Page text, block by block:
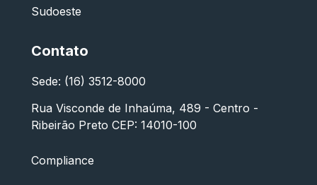
Sudoeste
Contato
Sede: (16) 3512-8000
Rua Visconde de Inhaúma, 489 - Centro -
Ribeirão Preto CEP: 14010-100
Compliance